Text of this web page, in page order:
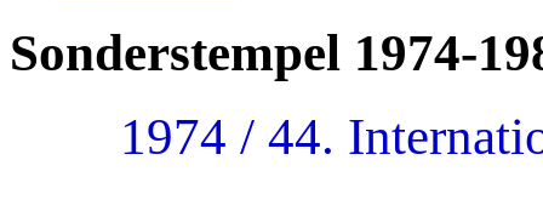
Sonderstempel 1974-
1974 / 44.